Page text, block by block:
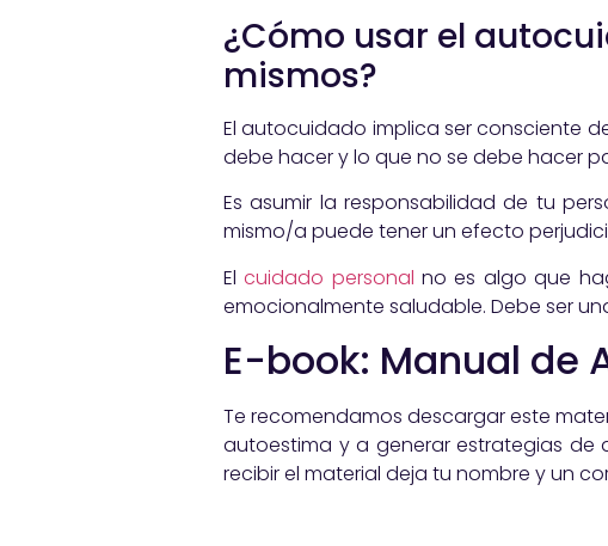
¿Cómo usar el
mismos?
El autocuidado implica ser consciente
debe hacer y lo que no se debe hacer
Es asumir la responsabilidad de tu
mismo/a puede tener un efecto
Elcuidado personal no es algo que
emocionalmente saludable. Debe ser
E-book: Manual de
Te recomendamos descargar este
autoestima y a generar estrategias de
recibir el material deja tu nombre y un